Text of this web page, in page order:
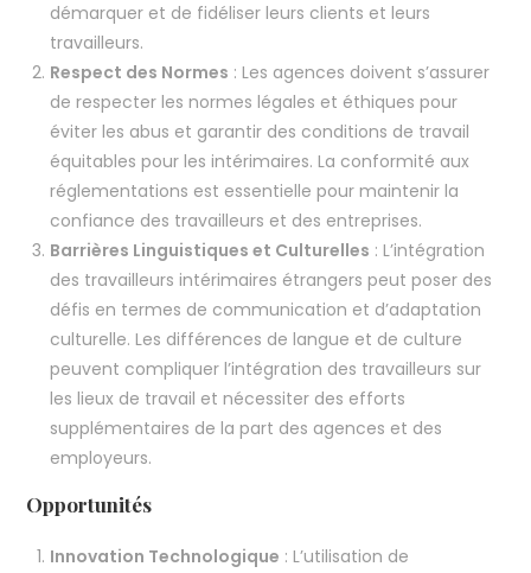
démarquer et de fidéliser leurs clients et leurs
travailleurs.
Respect des Normes : Les agences doivent s’assurer
de respecter les normes légales et éthiques pour
éviter les abus et garantir des conditions de travail
équitables pour les intérimaires. La conformité aux
réglementations est essentielle pour maintenir la
confiance des travailleurs et des entreprises.
Barrières Linguistiques et Culturelles : L’intégration
des travailleurs intérimaires étrangers peut poser des
défis en termes de communication et d’adaptation
culturelle. Les différences de langue et de culture
peuvent compliquer l’intégration des travailleurs sur
les lieux de travail et nécessiter des efforts
supplémentaires de la part des agences et des
employeurs.
Opportunités
Innovation Technologique : L’utilisation de